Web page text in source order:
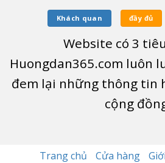
Khách quan đầy đủ
Website có 3
Huongdan365.com luôn
đem lại những thông tin
cộng
Trang chủ Cửa hàng